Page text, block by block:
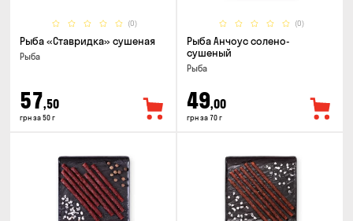
(0)
Рыба «Ставридка» сушеная
Рыба
57,50
грн за 50 г
(0)
Рыба Анчоус солено-
сушеный
Рыба
49,00
грн за 70 г